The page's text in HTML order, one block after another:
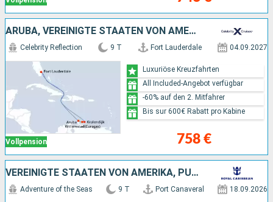
ARUBA, VEREINIGTE STAATEN VON AMERIKA
Vollpension
Celebrity Reflection 9 T Fort Lauderdale 04.09.2027
758 €
Luxuriöse Kreuzfahrten
All Included-Angebot verfügbar
-60% auf den 2. Mitfahrer
Bis sur 600€ Rabatt pro Kabine
VEREINIGTE STAATEN VON AMERIKA, PUERTO RICO, BAHAMAS
Adventure of the Seas 9 T Port Canaveral 18.09.2026